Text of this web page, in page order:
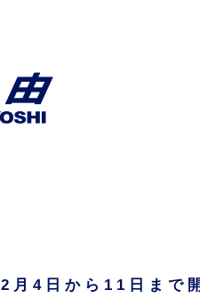
2月4日から11日まで